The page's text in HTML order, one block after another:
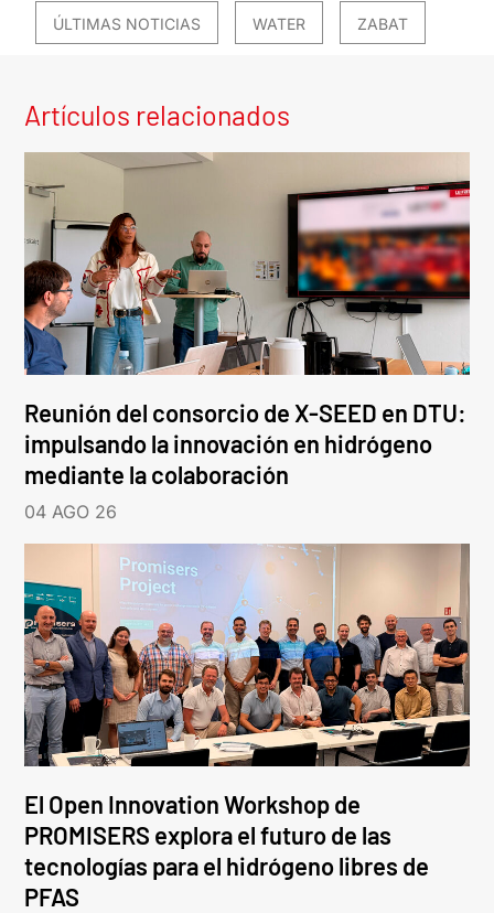
ÚLTIMAS NOTICIAS WATER ZABAT
Artículos relacionados
Reunión del consorcio de X-SEED en DTU:
impulsando la innovación en hidrógeno
mediante la colaboración
04 AGO 26
El Open Innovation Workshop de
PROMISERS explora el futuro de las
tecnologías para el hidrógeno libres de
PFAS